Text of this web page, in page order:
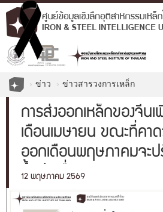
ข่าว ข่าวสารวงการเหล็ก
การส่งออกเหล็กของจีนเ
เดือนเมษายน ขณะที่คาด
ออกเดือนพฤษภาคมจะป
ขึ้นต่อเนื่อง
12 พฤษภาคม 2569